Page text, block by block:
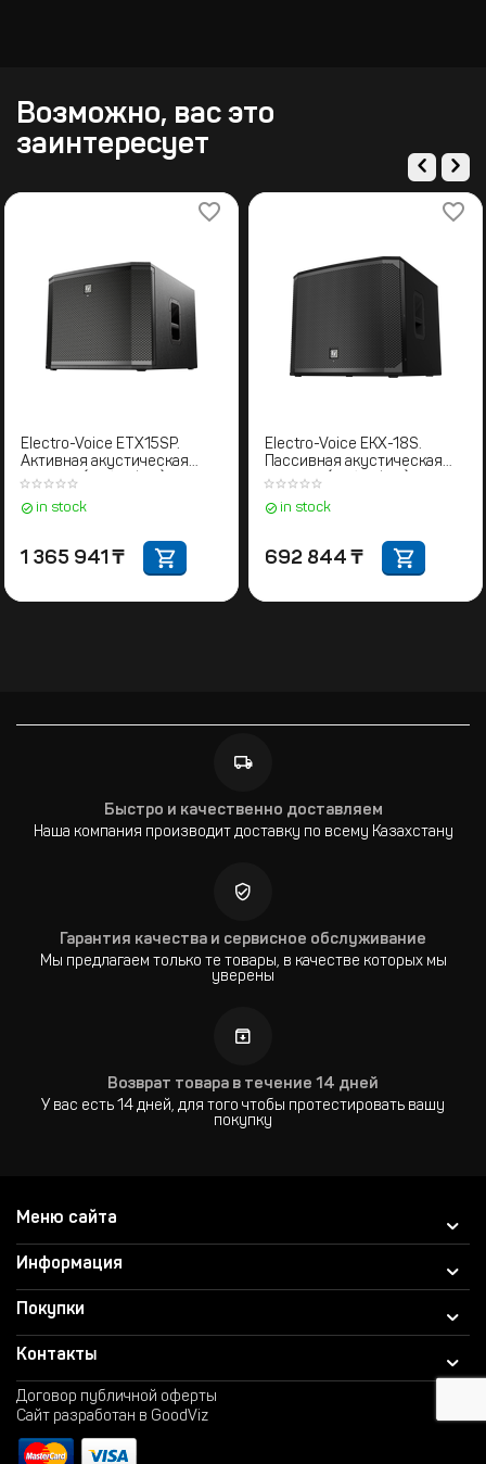
Возможно, вас это
заинтересует
Electro-Voice ETX15SP.
Активная акустическая
система (Сабвуфер)
in stock
1 365 941 ₸
Electro-Voice EKX-18S.
Пассивная акустическая
система (Сабвуфер)
in stock
692 844 ₸
Быстро и качественно доставляем
Наша компания производит доставку по всему Казахстану
Гарантия качества и сервисное обслуживание
Мы предлагаем только те товары, в качестве которых мы
уверены
Возврат товара в течение 14 дней
У вас есть 14 дней, для того чтобы протестировать вашу
покупку
Меню сайта
Информация
Покупки
Контакты
Договор публичной оферты
Сайт разработан в GoodViz